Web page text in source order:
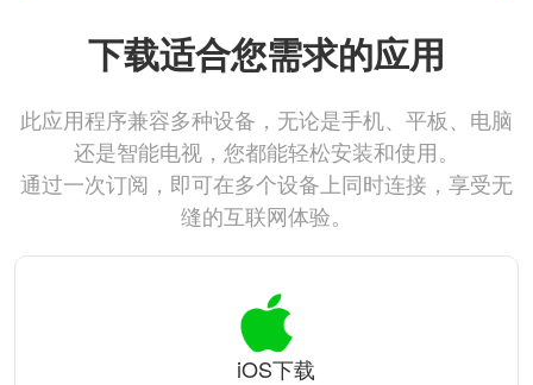
下载适合您需求的应用
此应用程序兼容多种设备，无论是手机、平板、电脑
还是智能电视，您都能轻松安装和使用。
通过一次订阅，即可在多个设备上同时连接，享受无
缝的互联网体验。
iOS下载